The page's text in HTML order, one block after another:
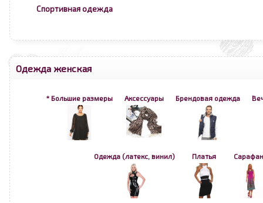
Спортивная одежда
Одежда женская
* Большие размеры Аксессуары Брендовая одежда
Одежда (латекс, винил) Платья